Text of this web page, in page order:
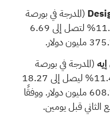
(المدرجة في بورصة
) بنسبة 11.65% لتصل إلى 6.69
(المدرجة في بورصة
) بنسبة 11.43% ليصل إلى 18.27
دولارًا. وتبلغ القيمة السوقية للشركة 608.7 مليون دولار. ووفقًا
الثاني قبل يومين.